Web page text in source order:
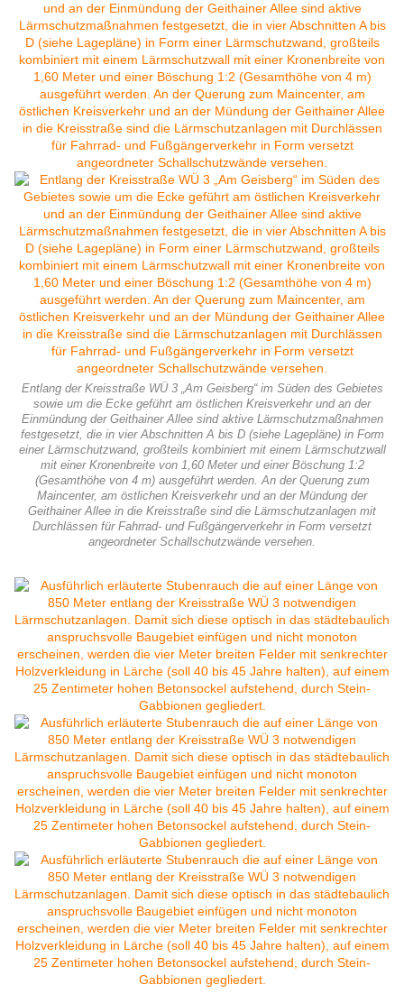
Entlang der Kreisstraße WÜ 3 „Am Geisberg“ im Süden des Gebietes
sowie um die Ecke geführt am östlichen Kreisverkehr und an der
Einmündung der Geithainer Allee sind aktive Lärmschutzmaßnahmen
festgesetzt, die in vier Abschnitten A bis D (siehe Lagepläne) in Form
einer Lärmschutzwand, großteils kombiniert mit einem Lärmschutzwall
mit einer Kronenbreite von 1,60 Meter und einer Böschung 1:2
(Gesamthöhe von 4 m) ausgeführt werden. An der Querung zum
Maincenter, am östlichen Kreisverkehr und an der Mündung der
Geithainer Allee in die Kreisstraße sind die Lärmschutzanlagen mit
Durchlässen für Fahrrad- und Fußgängerverkehr in Form versetzt
angeordneter Schallschutzwände versehen.